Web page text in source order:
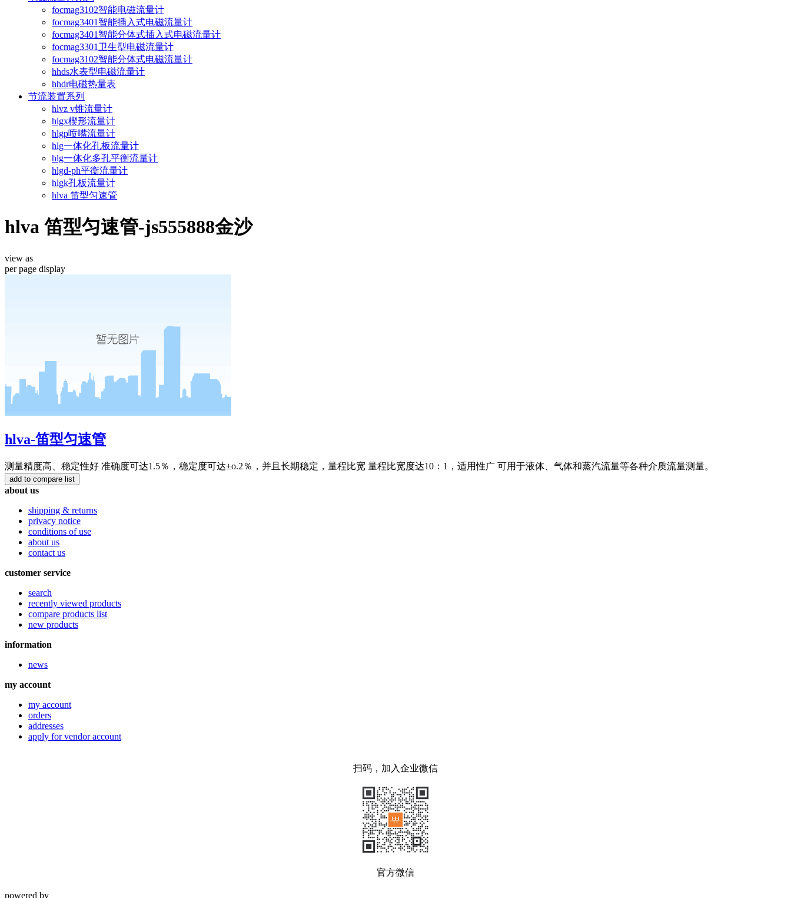
focmag3102智能电磁流量计
focmag3401智能插入式电磁流量计
focmag3401智能分体式插入式电磁流量计
focmag3301卫生型电磁流量计
focmag3102智能分体式电磁流量计
hhds水表型电磁流量计
hhdr电磁热量表
节流装置系列
hlvz v锥流量计
hlgx楔形流量计
hlgp喷嘴流量计
hlg一体化孔板流量计
hlg一体化多孔平衡流量计
hlgd-ph平衡流量计
hlgk孔板流量计
hlva 笛型匀速管
hlva 笛型匀速管-js555888金沙
view as
per page display
hlva-笛型匀速管
测量精度高、稳定性好 准确度可达1.5％，稳定度可达±o.2％，并且长期稳定，量程比宽 量程比宽度达10：1，适用性广 可用于液体、气体和蒸汽流量等各种介质流量测量。
about us
shipping & returns
privacy notice
conditions of use
about us
contact us
customer service
search
recently viewed products
compare products list
new products
information
news
my account
my account
orders
addresses
apply for vendor account
扫码，加入企业微信
官方微信
powered by